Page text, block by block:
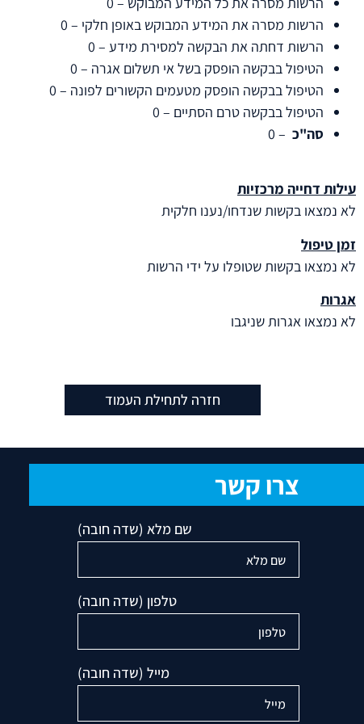
הרשות מסרה את המידע המבוקש באופן חלקי – 0
הרשות דחתה את הבקשה למסירת מידע – 0
הטיפול בבקשה הופסק בשל אי תשלום אגרה – 0
הטיפול בבקשה הופסק מטעמים הקשורים לפונה – 0
הטיפול בבקשה טרם הסתיים – 0
סה"כ – 0
עילות דחייה מרכזיות
לא נמצאו בקשות שנדחו/נענו חלקית
זמן טיפול
לא נמצאו בקשות שטופלו על ידי הרשות
אגרות
לא נמצאו אגרות שניגבו
חזרה לתחילת העמוד
צרו קשר
שם מלא (שדה חובה)
טלפון (שדה חובה)
מייל (שדה חובה)